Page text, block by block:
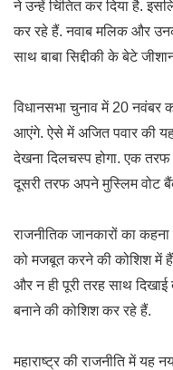
ने उन्हें चिंतित कर दिया है.
कर रहे हैं. नवाब मलिक और
साथ बाबा सिद्दीकी के बेटे
विधानसभा चुनाव में 20 नवंबर
आएंगे. ऐसे में अजित पवार की यह
देखना दिलचस्प होगा. एक तरफ
दूसरी तरफ अपने मुस्लिम वोट
राजनीतिक जानकारों का
को मजबूत करने की कोशिश में
और न ही पूरी तरह साथ
बनाने की कोशिश कर रहे हैं.
महाराष्ट्र की राजनीति में यह